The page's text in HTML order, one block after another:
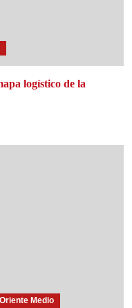
logístico de la
Oriente Medio